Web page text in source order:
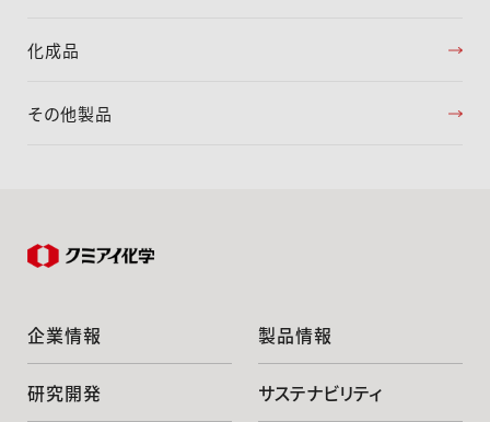
化成品
その他製品
企業情報 製品情報
研究開発 サステナビリティ